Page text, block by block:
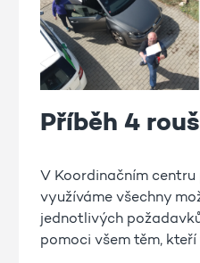
Příběh 4
V Koordinačním centru
využíváme všechny
jednotlivých
pomoci všem těm,